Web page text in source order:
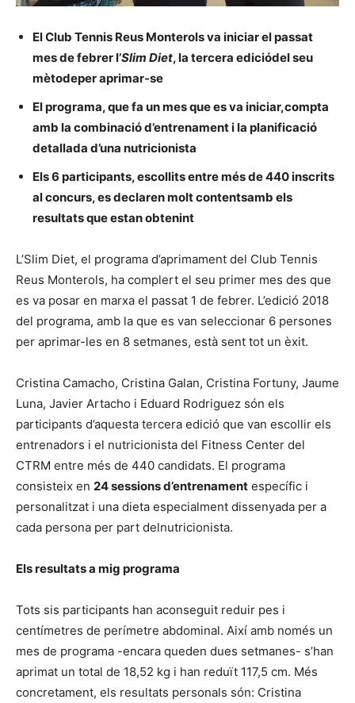
El Club Tennis Reus Monterols va iniciar el passat
mes de febrer l’Slim Diet, la tercera ediciódel seu
mètodeper aprimar-se
El programa, que fa un mes que es va iniciar,compta
amb la combinació d’entrenament i la planificació
detallada d’una nutricionista
Els 6 participants, escollits entre més de 440 inscrits
al concurs, es declaren molt contentsamb els
resultats que estan obtenint
L’Slim Diet, el programa d’aprimament del Club Tennis
Reus Monterols, ha complert el seu primer mes des que
es va posar en marxa el passat 1 de febrer. L’edició 2018
del programa, amb la que es van seleccionar 6 persones
per aprimar-les en 8 setmanes, està sent tot un èxit.
Cristina Camacho, Cristina Galan, Cristina Fortuny, Jaume
Luna, Javier Artacho i Eduard Rodriguez són els
participants d’aquesta tercera edició que van escollir els
entrenadors i el nutricionista del Fitness Center del
CTRM entre més de 440 candidats. El programa
consisteix en 24 sessions d’entrenament específic i
personalitzat i una dieta especialment dissenyada per a
cada persona per part delnutricionista.
Els resultats a mig programa
Tots sis participants han aconseguit reduir pes i
centímetres de perímetre abdominal. Així amb només un
mes de programa -encara queden dues setmanes- s’han
aprimat un total de 18,52 kg i han reduït 117,5 cm. Més
concretament, els resultats personals són: Cristina